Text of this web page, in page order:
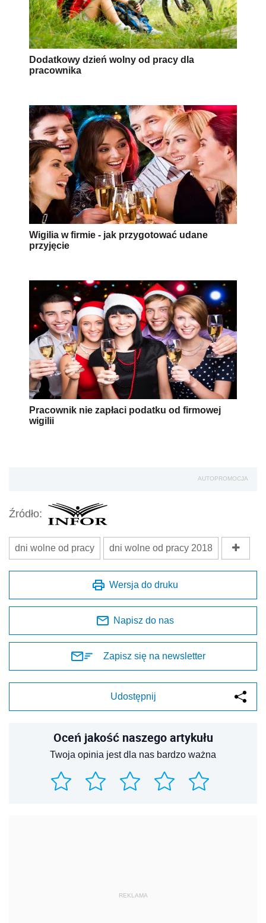
Dodatkowy dzień wolny od pracy dla
pracownika
Wigilia w firmie - jak przygotować udane
przyjęcie
Pracownik nie zapłaci podatku od firmowej
wigilii
AUTOPROMOCJA
Źródło:
dni wolne od pracy dni wolne od pracy 2018
Wersja do druku
Napisz do nas
Zapisz się na newsletter
Udostępnij
Oceń jakość naszego artykułu
Twoja opinia jest dla nas bardzo ważna
REKLAMA